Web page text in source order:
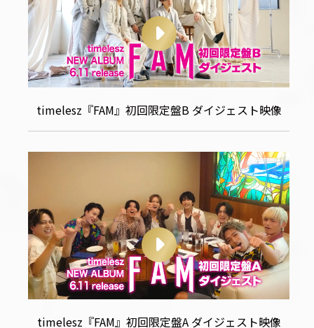
timelesz『FAM』初回限定盤B ダイジェスト映像
timelesz『FAM』初回限定盤A ダイジェスト映像